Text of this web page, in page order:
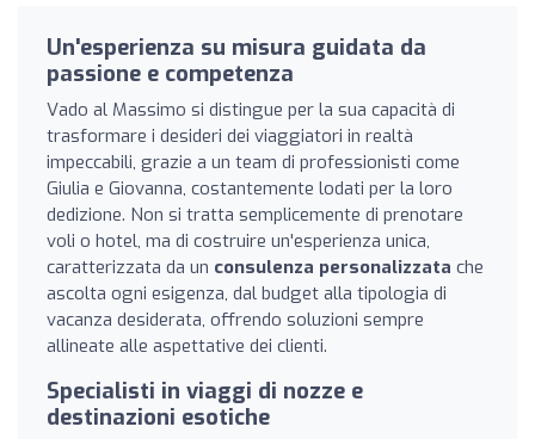
Un'esperienza su misura guidata da
passione e competenza
Vado al Massimo si distingue per la sua capacità di
trasformare i desideri dei viaggiatori in realtà
impeccabili, grazie a un team di professionisti come
Giulia e Giovanna, costantemente lodati per la loro
dedizione. Non si tratta semplicemente di prenotare
voli o hotel, ma di costruire un'esperienza unica,
caratterizzata da un consulenza personalizzata che
ascolta ogni esigenza, dal budget alla tipologia di
vacanza desiderata, offrendo soluzioni sempre
allineate alle aspettative dei clienti.
Specialisti in viaggi di nozze e
destinazioni esotiche